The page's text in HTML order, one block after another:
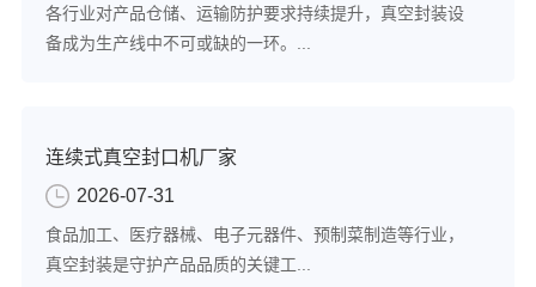
各行业对产品仓储、运输防护要求持续提升，真空封装设
备成为生产线中不可或缺的一环。...
连续式真空封口机厂家
2026-07-31
食品加工、医疗器械、电子元器件、预制菜制造等行业，
真空封装是守护产品品质的关键工...